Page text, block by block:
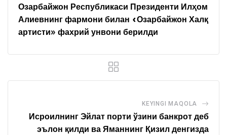
Озарбайжон Республикаси Президенти Илҳом
Алиевнинг фармони билан «Озарбайжон Халқ
артисти» фахрий унвони берилди
KEYINGI MAQOLA
Исроилнинг Эйлат порти ўзини банкрот деб
эълон қилди ва Яманнинг Қизил денгизда